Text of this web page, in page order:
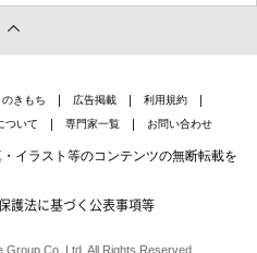
きもち 広告掲載
利用規約
ついて 専門家一覧 お問い合わせ
イラスト等のコンテンツの無断転載を
護法に基づく公表事項等
Co.,Ltd. All Rights Reserved.